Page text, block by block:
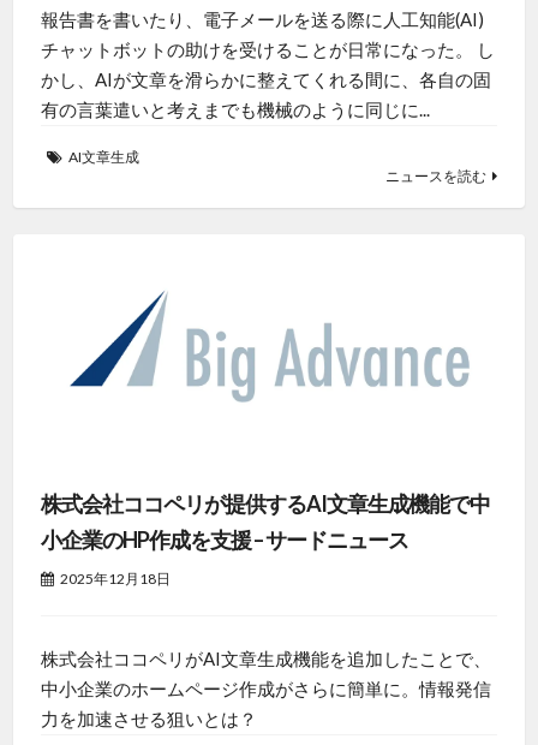
報告書を書いたり、電子メールを送る際に人工知能(AI)
チャットボットの助けを受けることが日常になった。 し
かし、AIが文章を滑らかに整えてくれる間に、各自の固
有の言葉遣いと考えまでも機械のように同じに...
AI文章生成
ニュースを読む
株式会社ココペリが提供するAI文章生成機能で中
小企業のHP作成を支援 – サードニュース
2025年12月18日
株式会社ココペリがAI文章生成機能を追加したことで、
中小企業のホームページ作成がさらに簡単に。情報発信
力を加速させる狙いとは？